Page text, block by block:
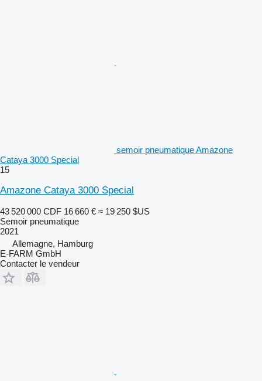
semoir pneumatique Amazone
Cataya 3000 Special
15
Amazone Cataya 3000 Special
43 520 000 CDF 16 660 € ≈ 19 250 $US
Semoir pneumatique
2021
Allemagne, Hamburg
E-FARM GmbH
Contacter le vendeur